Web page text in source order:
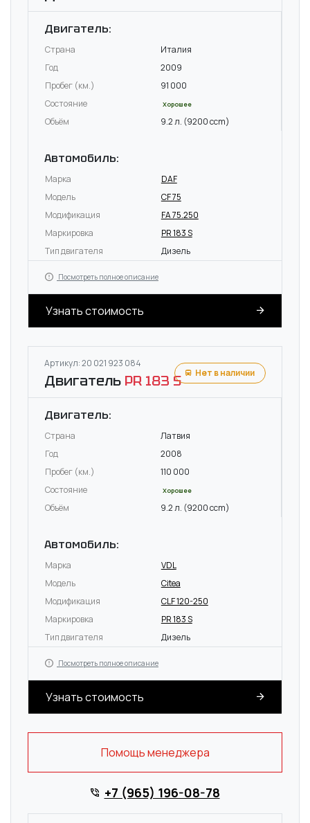
Двигатель:
Страна
Италия
Год
2009
Пробег (км.)
91 000
Состояние
Хорошее
Объём 9.2 л. (9200 ccm)
Автомобиль:
Марка
DAF
Модель
CF 75
Модификация
FA 75.250
Маркировка
PR 183 S
Тип двигателя
Дизель
Посмотреть полное описание
Узнать стоимость
Артикул: 20 021 923 084
Двигатель PR 183 S Нет в наличии
Двигатель:
Страна
Латвия
Год
2008
Пробег (км.)
110 000
Состояние
Хорошее
Объём 9.2 л. (9200 ccm)
Автомобиль:
Марка
VDL
Модель
Citea
Модификация
CLF 120-250
Маркировка
PR 183 S
Тип двигателя
Дизель
Посмотреть полное описание
Узнать стоимость
Помощь менеджера
+7 (965) 196-08-78